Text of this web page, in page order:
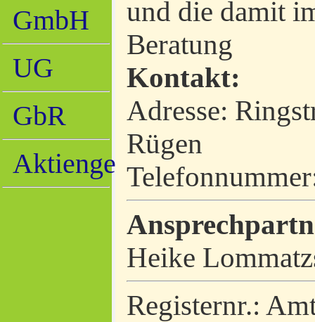
GmbH
UG
GbR
Aktiengesellschaft
und die damit
Beratung
Kontakt:
Adresse:
Rügen
Heike
Registernr.: